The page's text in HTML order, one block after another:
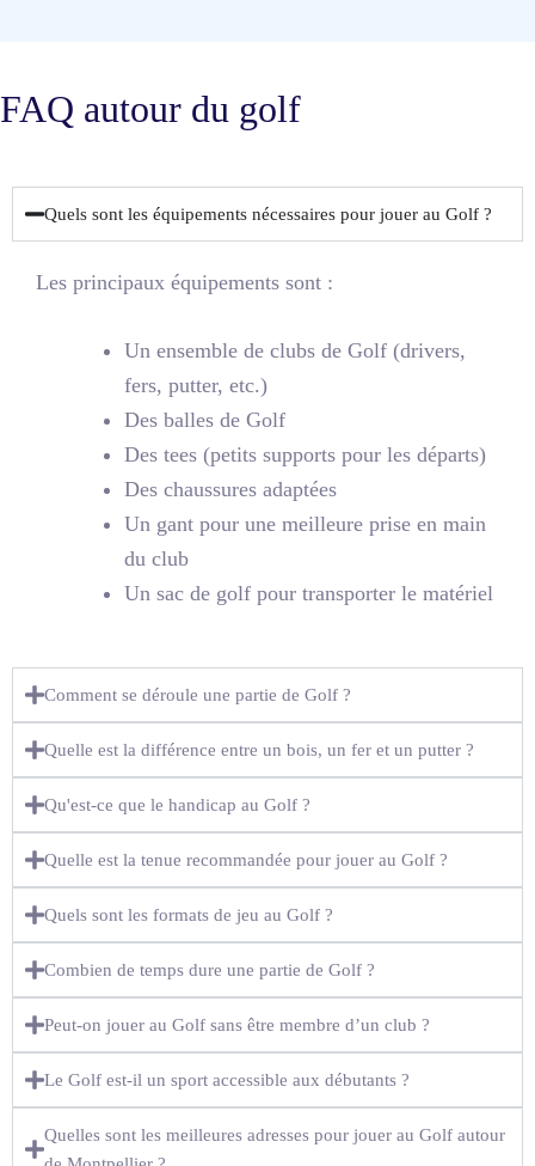
FAQ autour du golf
Quels sont les équipements nécessaires pour jouer au Golf ?
Les principaux équipements sont :
Un ensemble de clubs de Golf (drivers,
fers, putter, etc.)
Des balles de Golf
Des tees (petits supports pour les départs)
Des chaussures adaptées
Un gant pour une meilleure prise en main
du club
Un sac de golf pour transporter le matériel
Comment se déroule une partie de Golf ?
Quelle est la différence entre un bois, un fer et un putter ?
Qu'est-ce que le handicap au Golf ?
Quelle est la tenue recommandée pour jouer au Golf ?
Quels sont les formats de jeu au Golf ?
Combien de temps dure une partie de Golf ?
Peut-on jouer au Golf sans être membre d’un club ?
Le Golf est-il un sport accessible aux débutants ?
Quelles sont les meilleures adresses pour jouer au Golf autour